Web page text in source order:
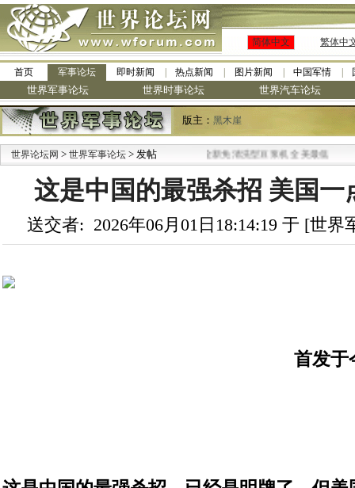
简体中文 繁体中
首页 军事论坛 即时新闻 热点新闻 图片新闻 中国军情
世界军事论坛 世界时事论坛 世界汽车论坛
版主： 黑木崖
世界论坛网 > 世界军事论坛 > 发帖
·九阳全新免清洗型豆浆机 全美最低
这是中国的最强杀招 美国一
送交者: 2026年06月01日18:14:19 于 [世
首发于